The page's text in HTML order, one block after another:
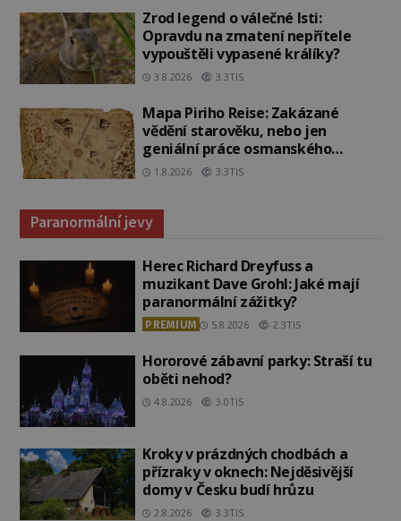
Zrod legend o válečné lsti:
Opravdu na zmatení nepřítele
vypouštěli vypasené králíky?
3.8.2026 3.3TIS
Mapa Piriho Reise: Zakázané
vědění starověku, nebo jen
geniální práce osmanského
admirála?
1.8.2026 3.3TIS
Paranormální jevy
Herec Richard Dreyfuss a
muzikant Dave Grohl: Jaké mají
paranormální zážitky?
PREMIUM 5.8.2026 2.3TIS
Hororové zábavní parky: Straší tu
oběti nehod?
4.8.2026 3.0TIS
Kroky v prázdných chodbách a
přízraky v oknech: Nejděsivější
domy v Česku budí hrůzu
2.8.2026 3.3TIS